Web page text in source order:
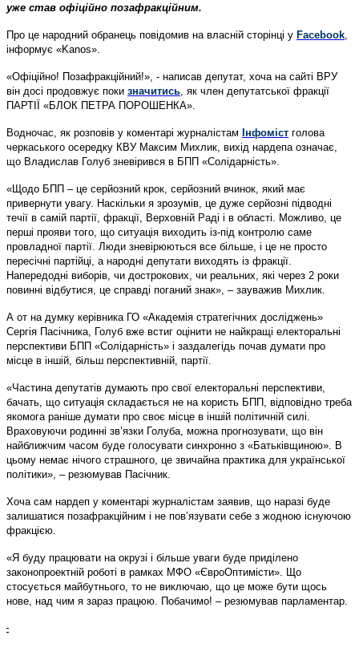
уже став офіційно позафракційним.
Про це народний обранець повідомив на власній сторінці у Facebook
інформує «Kanos».
«Офіційно! Позафракційний!», - написав депутат, хоча на сайті ВРУ
він досі продовжує поки значитись , як член депутатської фракції
ПАРТІЇ «БЛОК ПЕТРА ПОРОШЕНКА».
Водночас, як розповів у коментарі журналістам Інфоміст голова
черкаського осередку КВУ Максим Михлик, вихід нардепа означає,
що Владислав Голуб зневірився в БПП «Солідарність».
«Щодо БПП – це серйозний крок, серйозний вчинок, який має
привернути увагу. Наскільки я зрозумів, це дуже серйозні підводні
течії в самій партії, фракції, Верховній Раді і в області. Можливо, це
перші прояви того, що ситуація виходить із-під контролю саме
провладної партії. Люди зневірюються все більше, і це не просто
пересічні партійці, а народні депутати виходять із фракції.
Напередодні виборів, чи дострокових, чи реальних, які через 2 роки
повинні відбутися, це справді поганий знак», – зауважив Михлик.
А от на думку керівника ГО «Академія стратегічних досліджень»
Сергія Пасічника, Голуб вже встиг оцінити не найкращі електоральні
перспективи БПП «Солідарність» і заздалегідь почав думати про
місце в іншій, більш перспективній, партії.
«Частина депутатів думають про свої електоральні перспективи,
бачать, що ситуація складається не на користь БПП, відповідно треба
якомога раніше думати про своє місце в іншій політичній силі.
Враховуючи родинні зв’язки Голуба, можна прогнозувати, що він
найближчим часом буде голосувати синхронно з «Батьківщиною». В
цьому немає нічого страшного, це звичайна практика для української
політики», – резюмував Пасічник.
Хоча сам нардеп у коментарі журналістам заявив, що наразі буде
залишатися позафракційним і не пов’язувати себе з жодною існуючою
фракцією.
«Я буду працювати на окрузі і більше уваги буде приділено
законопроектній роботі в рамках МФО «ЄвроОптимісти». Що
стосується майбутнього, то не виключаю, що це може бути щось
нове, над чим я зараз працюю. Побачимо! – резюмував парламентар.